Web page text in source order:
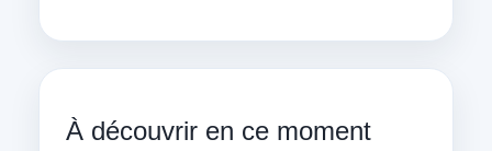
À découvrir en ce moment